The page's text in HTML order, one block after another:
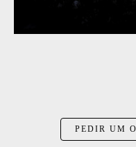
PEDIR UM